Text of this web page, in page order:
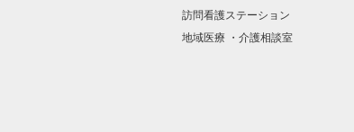
訪問看護ステーション
地域医療 ・介護相談室